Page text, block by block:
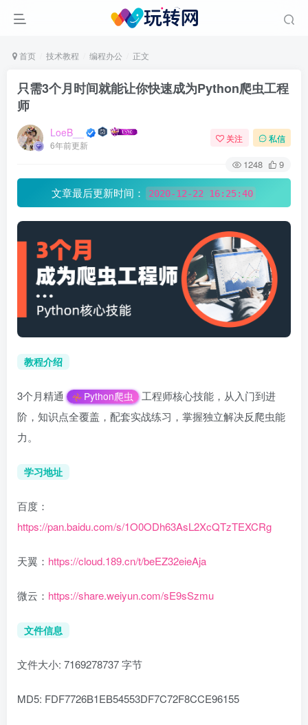
首页 技术教程 编程办公 正文
只需3个月时间就能让你快速成为Python爬虫工程
师
LoeB__
6年前更新
关注 私信
1248 9
文章最后更新时间： 2020-12-22 16:25:40
教程介绍
3个月精通 Python爬虫
工程师核心技能，从入门到进
阶，知识点全覆盖，配套实战练习，掌握独立解决反爬虫能
力。
学习地址
百度：
https://pan.baidu.com/s/1O0ODh63AsL2XcQTzTEXCRg
天翼： https://cloud.189.cn/t/beEZ32eieAja
微云： https://share.weiyun.com/sE9sSzmu
文件信息
文件大小: 7169278737 字节
MD5: FDF7726B1EB54553DF7C72F8CCE96155